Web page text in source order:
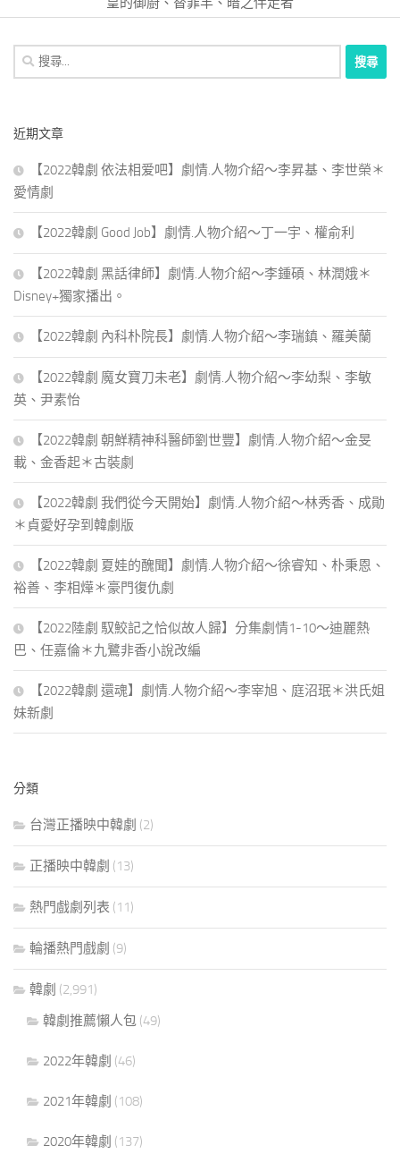
搜
尋
字:
近期文章
【2022韓劇 依法相爱吧】劇情.人物介紹～李昇基、李世榮＊
愛情劇
【2022韓劇 Good Job】劇情.人物介紹～丁一宇、權俞利
【2022韓劇 黑話律師】劇情.人物介紹～李鍾碩、林潤娥＊
Disney+獨家播出。
【2022韓劇 內科朴院長】劇情.人物介紹～李瑞鎮、羅美蘭
【2022韓劇 魔女寶刀未老】劇情.人物介紹～李幼梨、李敏
英、尹素怡
【2022韓劇 朝鮮精神科醫師劉世豐】劇情.人物介紹～金旻
載、金香起＊古裝劇
【2022韓劇 我們從今天開始】劇情.人物介紹～林秀香、成勛
＊貞愛好孕到韓劇版
【2022韓劇 夏娃的醜聞】劇情.人物介紹～徐睿知、朴秉恩、
裕善、李相燁＊豪門復仇劇
【2022陸劇 馭鮫記之恰似故人歸】分集劇情1-10～迪麗熱
巴、任嘉倫＊九鷺非香小說改編
【2022韓劇 還魂】劇情.人物介紹～李宰旭、庭沼珉＊洪氏姐
妹新劇
分類
台灣正播映中韓劇 (2)
正播映中韓劇 (13)
熱門戲劇列表 (11)
輪播熱門戲劇 (9)
韓劇 (2,991)
韓劇推薦懶人包 (49)
2022年韓劇 (46)
2021年韓劇 (108)
2020年韓劇 (137)